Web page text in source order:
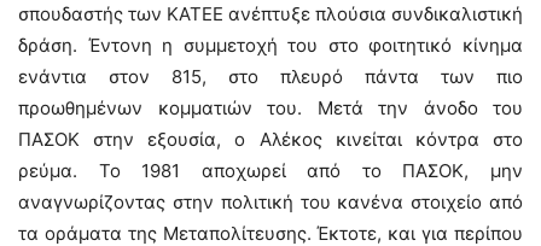
σπουδαστής των ΚΑΤΕΕ ανέπτυξε πλούσια συνδικαλιστική
δράση. Έντονη η συμμετοχή του στο φοιτητικό κίνημα
ενάντια στον 815, στο πλευρό πάντα των πιο
προωθημένων κομματιών του. Μετά την άνοδο του
ΠΑΣΟΚ στην εξουσία, ο Αλέκος κινείται κόντρα στο
ρεύμα. Το 1981 αποχωρεί από το ΠΑΣΟΚ, μην
αναγνωρίζοντας στην πολιτική του κανένα στοιχείο από
τα οράματα της Μεταπολίτευσης. Έκτοτε, και για περίπου